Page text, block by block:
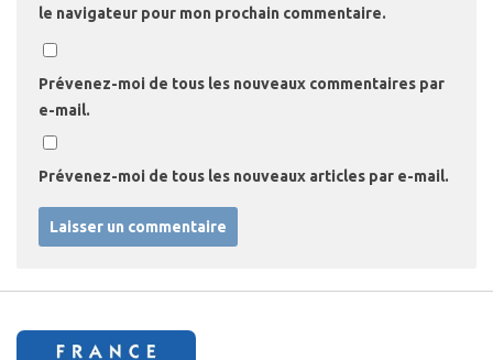
le navigateur pour mon prochain commentaire.
Prévenez-moi de tous les nouveaux commentaires par
e-mail.
Prévenez-moi de tous les nouveaux articles par e-mail.